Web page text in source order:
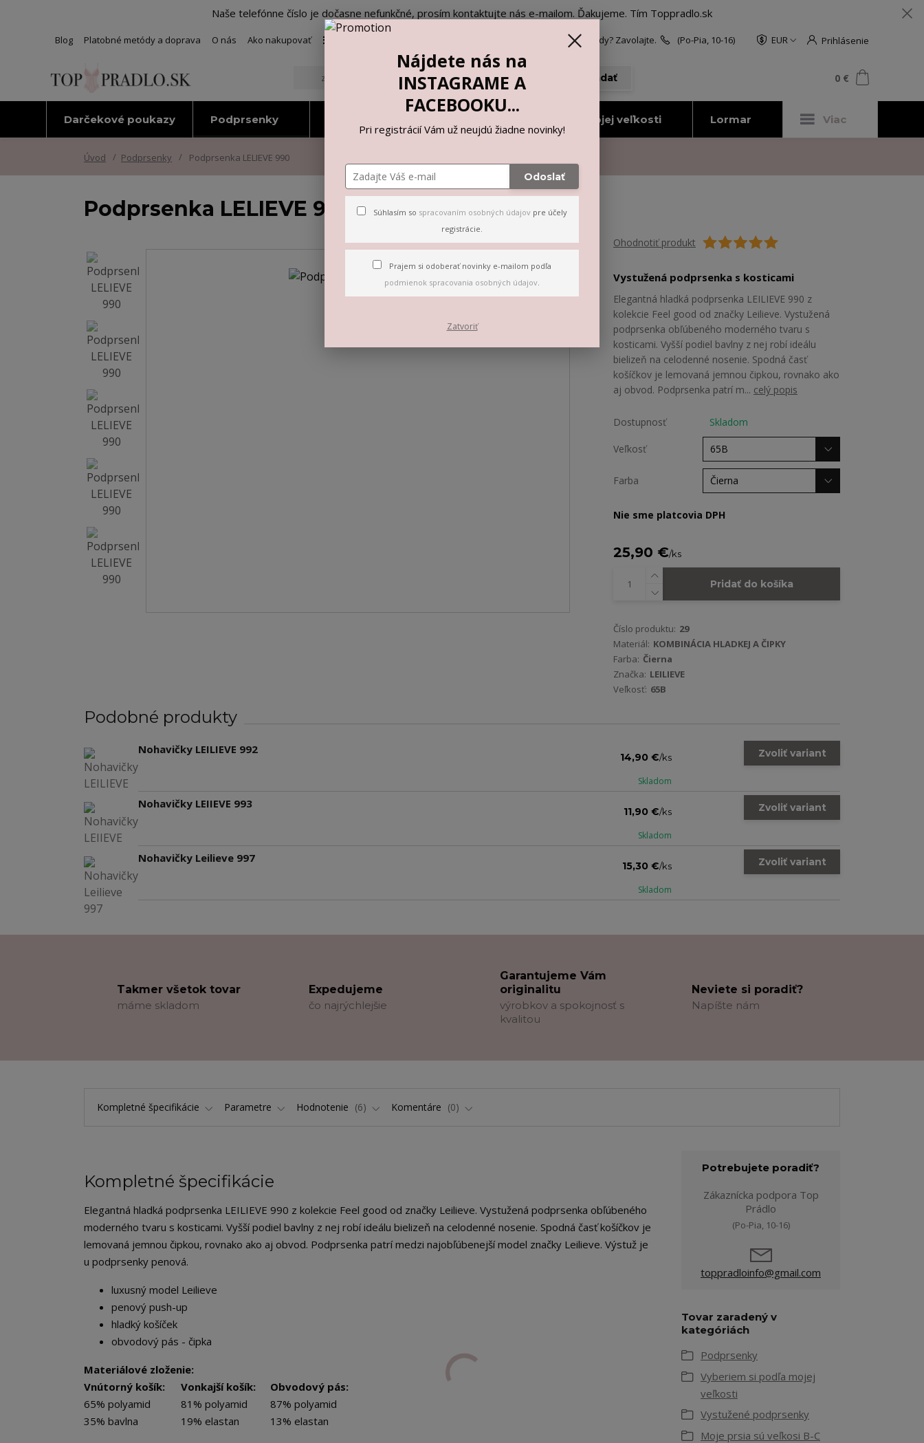
Naše telefónne číslo je dočasne nefunkčné, prosím kontaktujte nás e-mailom. Ďakujeme. Tím Toppradlo.sk
Blog Platobné metódy a doprava O nás Ako nakupovať EUR Prihlásenie
Hľadať
Neviete si rady? Zavolajte. (Po-Pia, 10-16)
0 €
Darčekové poukazy Podprsenky Vyberiem si podľa mojej veľkosti Lormar Viac
Úvod Podprsenky Podprsenka LELIEVE 990
Podprsenka LELIEVE 990
Ohodnotiť produkt
Vystužená podprsenka s kosticami
Elegantná hladká podprsenka LEILIEVE 990 z
kolekcie Feel good od značky Leilieve. Vystužená
podprsenka obľúbeného moderného tvaru s
kosticami. Vyšší podiel bavlny z nej robí ideálu
bielizeň na celodenné nosenie. Spodná časť
košíčkov je lemovaná jemnou čipkou, rovnako ako
aj obvod. Podprsenka patrí m... celý popis
Dostupnosť Skladom
Veľkosť
Farba
Nie sme platcovia DPH
25,90 €/ks
Pridať do košíka
Číslo produktu: 29
Materiál: KOMBINÁCIA HLADKEJ A ČIPKY
Farba: Čierna
Značka: LEILIEVE
Veľkosť: 65B
Podobné produkty
Nohavičky LEILIEVE 992
14,90 €/ks
Skladom
Zvoliť variant
Nohavičky LEIIEVE 993
11,90 €/ks
Skladom
Zvoliť variant
Nohavičky Leilieve 997
15,30 €/ks
Skladom
Zvoliť variant
Takmer všetok tovar
máme skladom
Expedujeme
čo najrýchlejšie
Garantujeme Vám
originalitu
výrobkov a spokojnosť s
kvalitou
Neviete si poradiť?
Napíšte nám
Kompletné špecifikácie Parametre Hodnotenie 6 Komentáre 0
Kompletné špecifikácie
Elegantná hladká podprsenka LEILIEVE 990 z kolekcie Feel good od značky Leilieve. Vystužená podprsenka obľúbeného
moderného tvaru s kosticami. Vyšší podiel bavlny z nej robí ideálu bielizeň na celodenné nosenie. Spodná časť košíčkov je
lemovaná jemnou čipkou, rovnako ako aj obvod. Podprsenka patrí medzi najobľúbenejší model značky Leilieve. Výstuž je
u podprsenky penová.
luxusný model Leilieve
penový push-up
hladký košíček
obvodový pás - čipka
Materiálové zloženie:
Vnútorný košík:
Vonkajší košík:
Obvodový pás:
65% polyamid
35% bavlna
81% polyamid
19% elastan
87% polyamid
13% elastan
Potrebujete poradiť?
Zákaznícka podpora Top
Prádlo
(Po-Pia, 10-16)
toppradloinfo@gmail.com
Tovar zaradený v
kategóriách
Podprsenky
Vyberiem si podľa mojej
veľkosti
Vystužené podprsenky
Moje prsia sú veľkosi B-C
Nájdete nás na
INSTAGRAME A
FACEBOOKU...
Pri registrácií Vám už neujdú žiadne novinky!
Odoslať
Súhlasím so spracovaním osobných údajov pre účely
registrácie.
Prajem si odoberať novinky e-mailom podľa
podmienok spracovania osobných údajov.
Zatvoriť